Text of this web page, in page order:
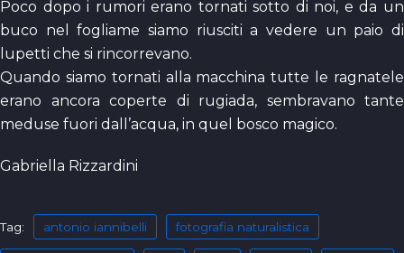
Poco dopo i rumori erano tornati sotto di noi, e da un
buco nel fogliame siamo riusciti a vedere un paio di
lupetti che si rincorrevano.
Quando siamo tornati alla macchina tutte le ragnatele
erano ancora coperte di rugiada, sembravano tante
meduse fuori dall’acqua, in quel bosco magico.
Gabriella Rizzardini
Tag: antonio iannibelli fotografia naturalistica